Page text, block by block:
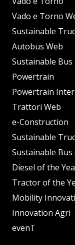
Vado e Torno
Sustainable
Autobus Web
Sustainable Bus
Powertrain
Powertrain
Trattori Web
e-Construction
Sustainable
Sustainable
Diesel of the
Tractor of the
Mobility
Innovation Agri
evenT